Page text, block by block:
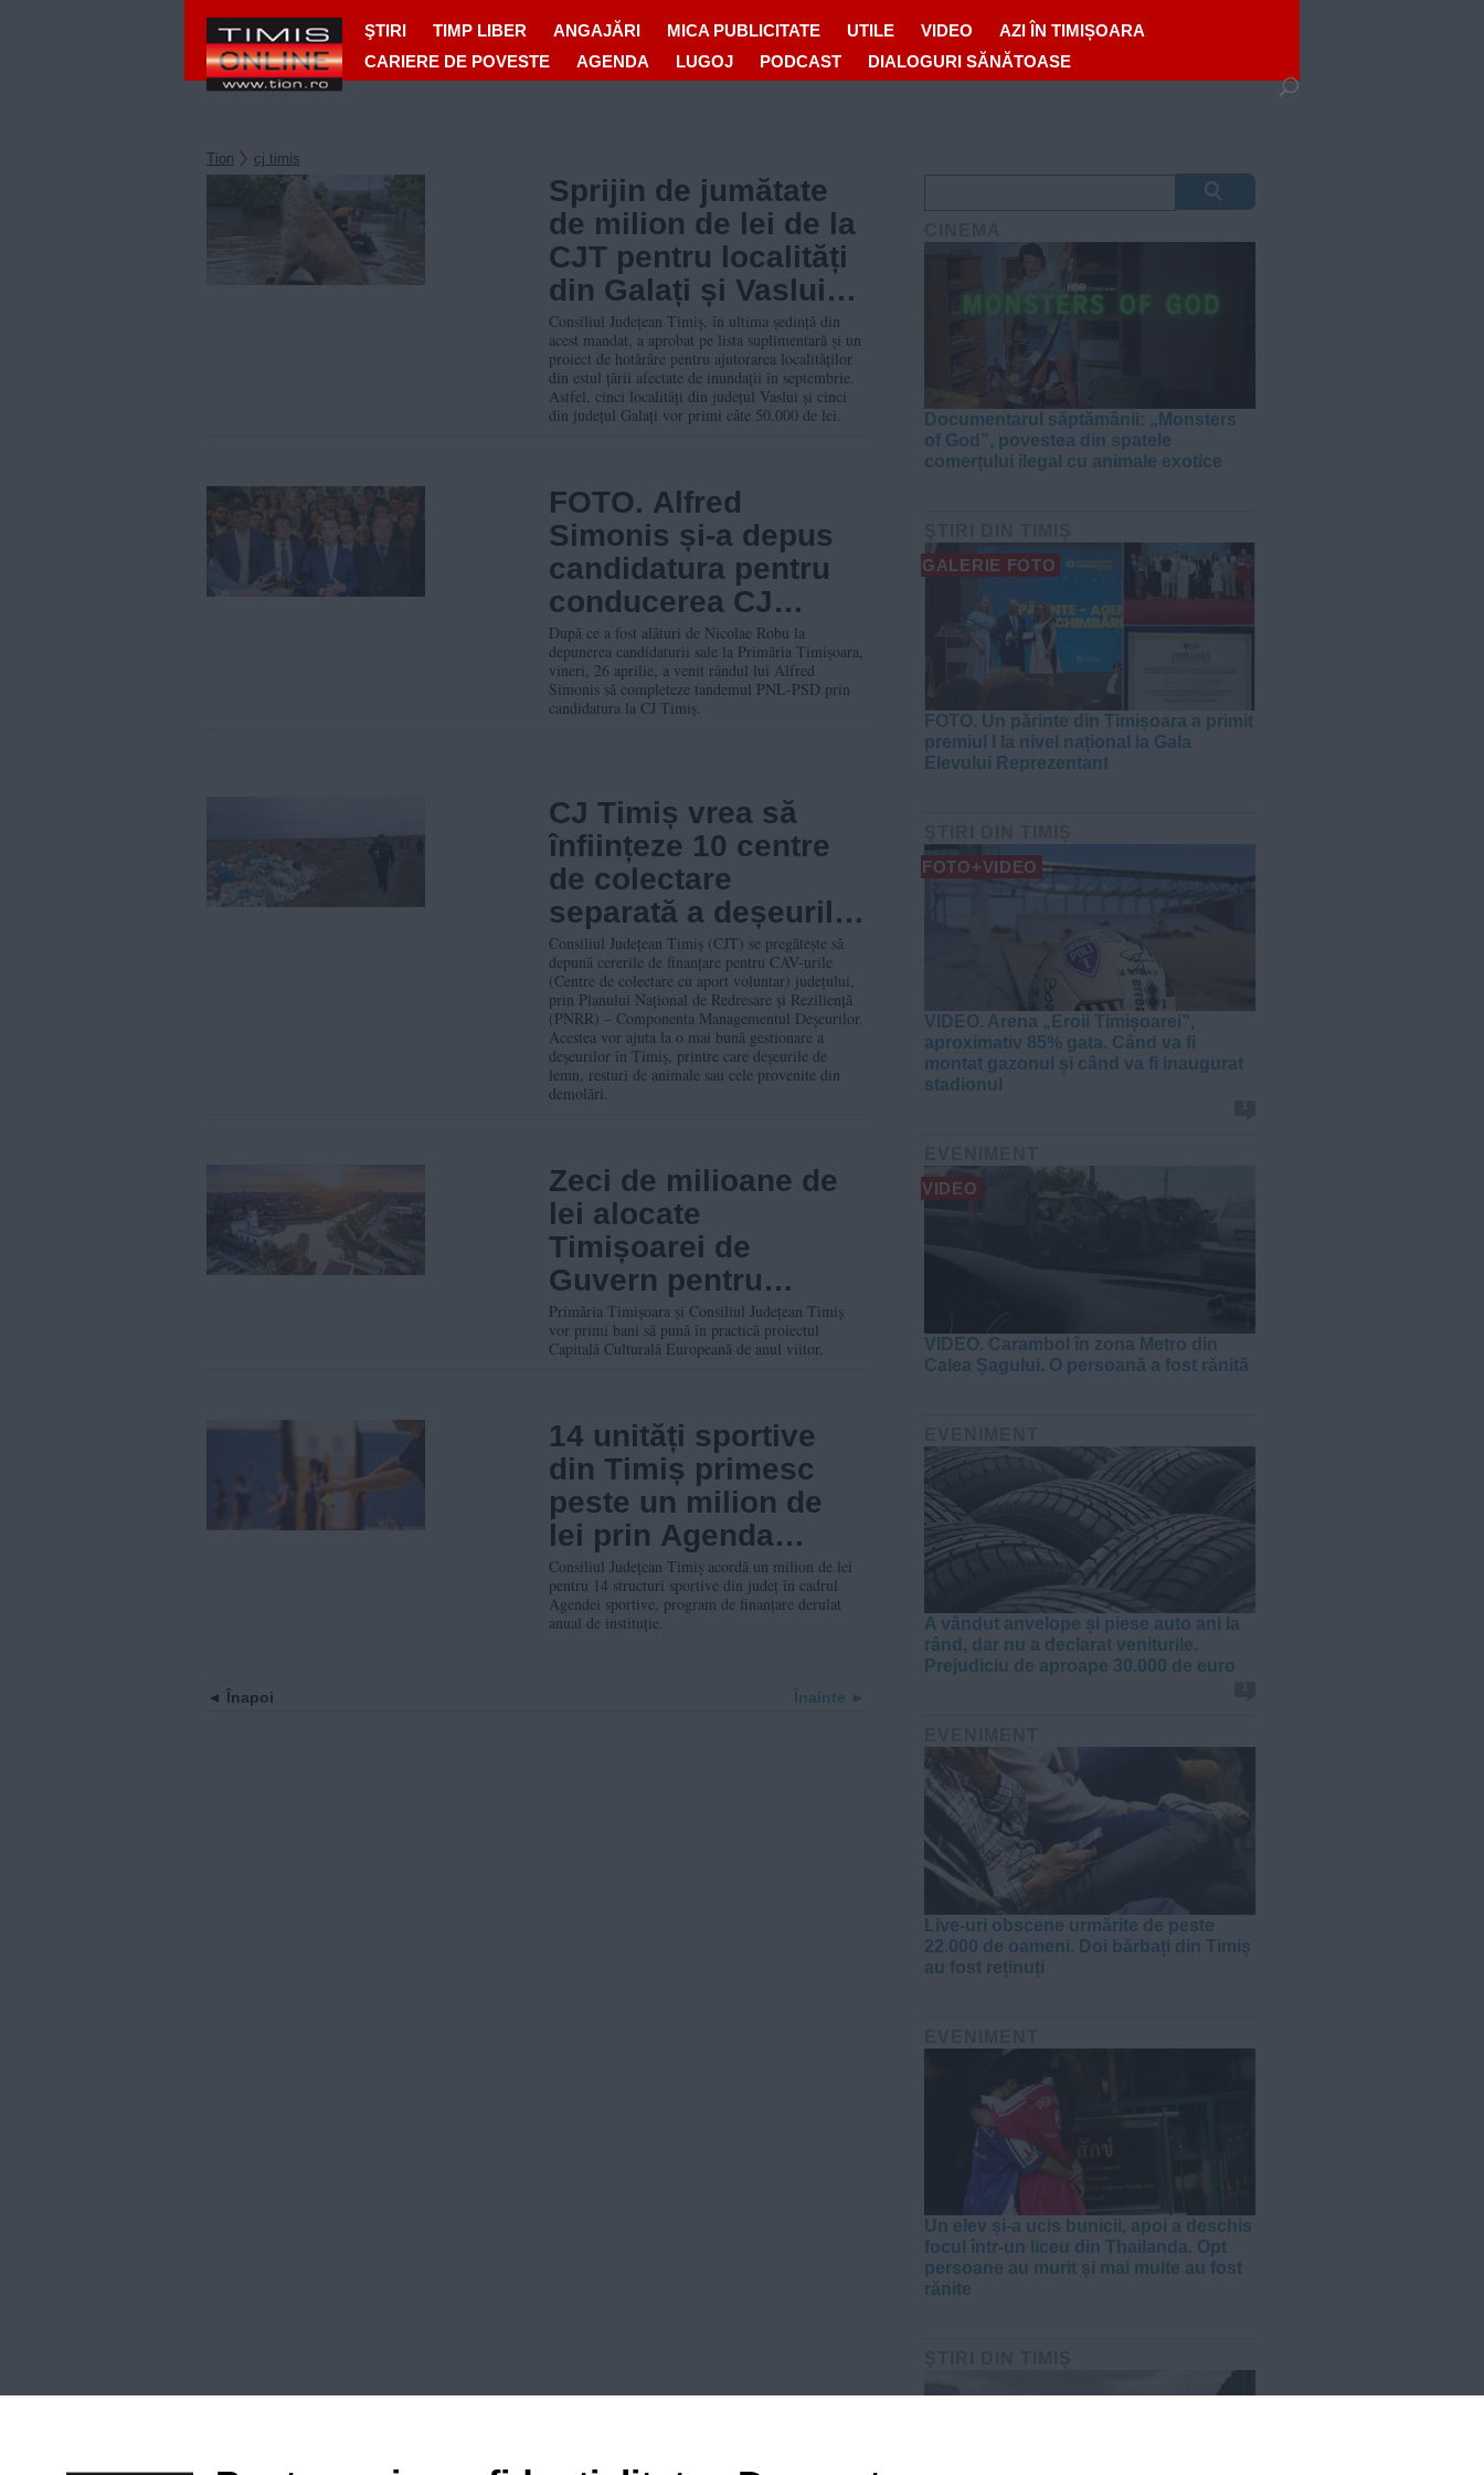
ŞTIRI TIMP LIBER ANGAJĂRI MICA PUBLICITATE UTILE VIDEO
AZI ÎN TIMIȘOARA
CARIERE DE POVESTE
AGENDA LUGOJ PODCAST DIALOGURI SĂNĂTOASE
Tion cj timis
Sprijin de jumătate
de milion de lei de la
CJT pentru localități
din Galați și Vaslui
inundate luna trecută
Consiliul Județean Timiș, în ultima ședință din
acest mandat, a aprobat pe lista suplimentară și un
proiect de hotărâre pentru ajutorarea localităților
din estul țării afectate de inundații în septembrie.
Astfel, cinci localități din județul Vaslui și cinci
din județul Galați vor primi câte 50.000 de lei.
FOTO. Alfred
Simonis și-a depus
candidatura pentru
conducerea CJ
Timiș: „Timișul are
nevoie de o nouă
abordare”
După ce a fost alături de Nicolae Robu la
depunerea candidaturii sale la Primăria Timișoara,
vineri, 26 aprilie, a venit rândul lui Alfred
Simonis să completeze tandemul PNL-PSD prin
candidatura la CJ Timiș.
CJ Timiș vrea să
înființeze 10 centre
de colectare
separată a deșeurilor
prin bani din PNRR
Consiliul Județean Timiș (CJT) se pregătește să
depună cererile de finanțare pentru CAV-urile
(Centre de colectare cu aport voluntar) județului,
prin Planului Național de Redresare și Reziliență
(PNRR) – Componenta Managementul Deșeurilor.
Acestea vor ajuta la o mai bună gestionare a
deșeurilor în Timiș, printre care deșeurile de
lemn, resturi de animale sau cele provenite din
demolări.
Zeci de milioane de
lei alocate
Timișoarei de
Guvern pentru
investiții și programe
în cadrul proiectului
Primăria Timișoara și Consiliul Județean Timiș
vor primi bani să pună în practică proiectul
Capitală Culturală Europeană de anul viitor.
14 unități sportive
din Timiș primesc
peste un milion de
lei prin Agenda
sportivă a CJ Timiș
Consiliul Județean Timiș acordă un milion de lei
pentru 14 structuri sportive din județ în cadrul
Agendei sportive, program de finanțare derulat
anual de instituție.
Înapoi Înainte
Documentarul săptămânii: „Monsters
of God”, povestea din spatele
comerțului ilegal cu animale exotice
GALERIE FOTO
FOTO. Un părinte din Timișoara a primit
premiul I la nivel național la Gala
Elevului Reprezentant
FOTO+VIDEO
VIDEO. Arena „Eroii Timișoarei”,
aproximativ 85% gata. Când va fi
montat gazonul și când va fi inaugurat
stadionul
VIDEO
VIDEO. Carambol în zona Metro din
Calea Șagului. O persoană a fost rănită
A vândut anvelope și piese auto ani la
rând, dar nu a declarat veniturile.
Prejudiciu de aproape 30.000 de euro
Live-uri obscene urmărite de peste
22.000 de oameni. Doi bărbați din Timiș
au fost reținuți
Un elev și-a ucis bunicii, apoi a deschis
focul într-un liceu din Thailanda. Opt
persoane au murit și mai multe au fost
rănite